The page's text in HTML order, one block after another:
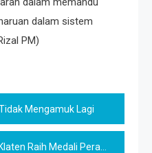
dalam sistem
PM)
Mengamuk Lagi
Olimpiade Sains Quartal Indonesia 2023